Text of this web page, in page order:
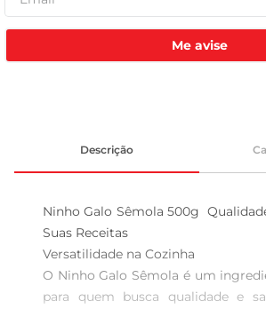
Me avise
Descrição
Ninho Galo Sêmola 500g
Suas Receitas
Versatilidade na Cozinha
O Ninho Galo Sêmola é um
para quem busca qualidade e